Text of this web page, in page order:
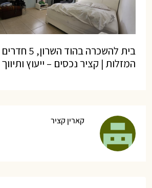
בית להשכרה
המזלות | קציר נכסים – ייעוץ
קארין קציר